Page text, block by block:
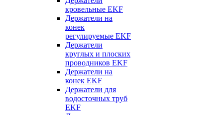
кровельные EKF
Держатели на
конек
регулируемые EKF
Держатели
круглых и плоских
проводников EKF
Держатели на
конек EKF
Держатели для
водосточных труб
EKF